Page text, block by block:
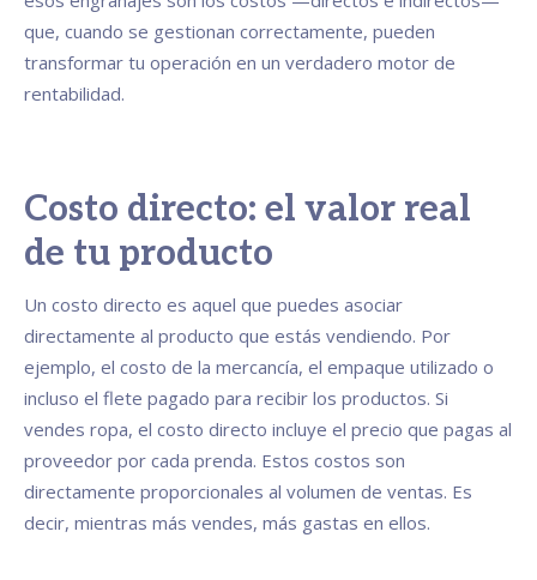
que, cuando se gestionan correctamente, pueden
transformar tu operación en un verdadero motor de
rentabilidad.
Costo directo: el valor real
de tu producto
Un costo directo es aquel que puedes asociar
directamente al producto que estás vendiendo. Por
ejemplo, el costo de la mercancía, el empaque utilizado o
incluso el flete pagado para recibir los productos. Si
vendes ropa, el costo directo incluye el precio que pagas al
proveedor por cada prenda. Estos costos son
directamente proporcionales al volumen de ventas. Es
decir, mientras más vendes, más gastas en ellos.